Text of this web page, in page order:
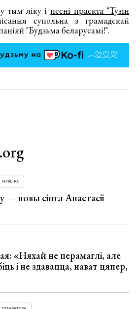
тым ліку іпесні праекта "Тузін
супольна з грамадскай
"Будзьма беларусамі!".
МУЗЫКА
— новы сінгл Анастасіі
«Няхай не перамаглі, але
і не здавацца, нават цяпер,